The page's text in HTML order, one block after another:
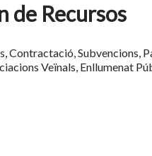
de Recursos
Contractació, Subvencions,
Veïnals, Enllumenat